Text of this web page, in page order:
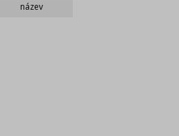
název